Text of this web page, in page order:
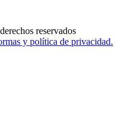
reservados
y política de privacidad.